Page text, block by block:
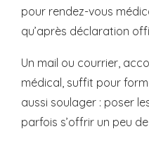
pour rendez-vous
qu’après déclaration
Un mail ou courrier,
médical, suffit pour
aussi soulager : poser
parfois s’offrir un peu